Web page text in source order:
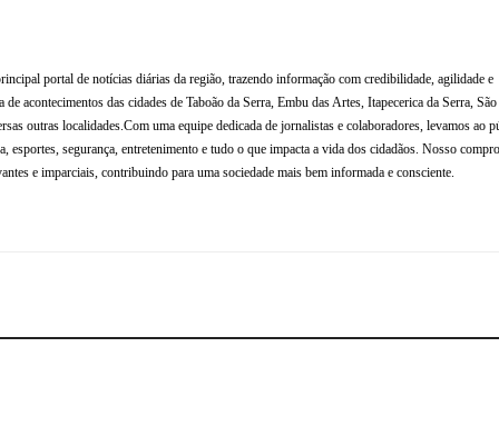
portal de notícias diárias da região, trazendo informação com credibilidade, agilidade e
acontecimentos das cidades de Taboão da Serra, Embu das Artes, Itapecerica da Serra,
outras localidades.Com uma equipe dedicada de jornalistas e colaboradores, levamos ao
esportes, segurança, entretenimento e tudo o que impacta a vida dos cidadãos. Nosso
e imparciais, contribuindo para uma sociedade mais bem informada e consciente.